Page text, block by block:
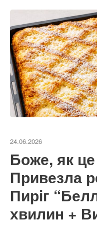
24.06.2026
Боже, як
Привезла
Пиріг
хвилин +